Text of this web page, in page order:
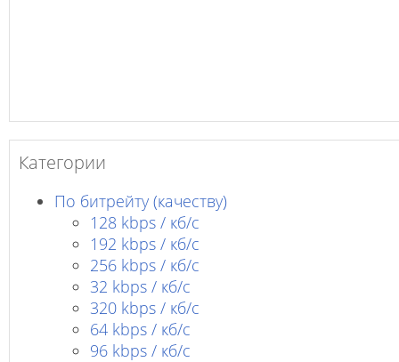
Категории
По битрейту (качеству)
128 kbps / кб/c
192 kbps / кб/c
256 kbps / кб/с
32 kbps / кб/c
320 kbps / кб/с
64 kbps / кб/c
96 kbps / кб/c